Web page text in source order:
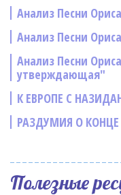
Анализ Песни
Анализ Песни
Анализ Песни
утверждающая"
К ЕВРОПЕ С
РАЗДУМИЯ О
Полезные